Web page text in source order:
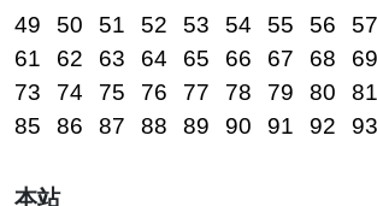
49
50 51 52 53 54 55 56 57
61
62 63 64 65 66 67 68 69
73
74 75 76 77 78 79 80 81
85
86 87 88 89 90 91 92 93
本站